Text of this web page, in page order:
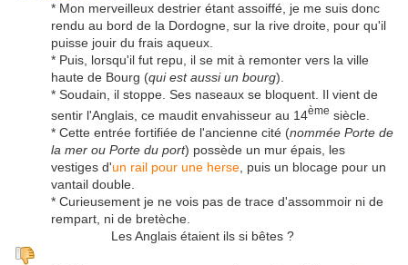
* Mon merveilleux destrier étant assoiffé, je me suis donc
rendu au bord de la Dordogne, sur la rive droite, pour qu'il
puisse jouir du frais aqueux.
* Puis, lorsqu'il fut repu, il se mit à remonter vers la ville
haute de Bourg (qui est aussi un bourg).
* Soudain, il stoppe. Ses naseaux se bloquent. Il vient de
sentir l'Anglais, ce maudit envahisseur au 14ème siècle.
* Cette entrée fortifiée de l'ancienne cité (nommée Porte de
la mer ou Porte du port) possède un mur épais, les
vestiges d'un rail pour une herse , puis un blocage pour un
vantail double.
* Curieusement je ne vois pas de trace d'assommoir ni de
rempart, ni de bretèche.
Les Anglais étaient ils si bêtes ?